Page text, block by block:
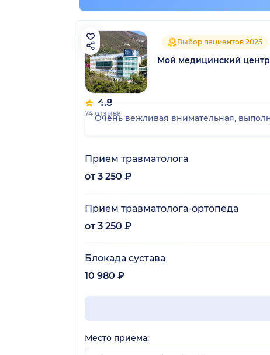
4.8
74 отзыва
Выбор пациентов 2025
Мой медицинский
Очень вежливая внимательная,
Прием травматолога
от 3 250 ₽
Прием травматолога-ортопеда
от 3 250 ₽
Блокада сустава
10 980 ₽
Место приёма: